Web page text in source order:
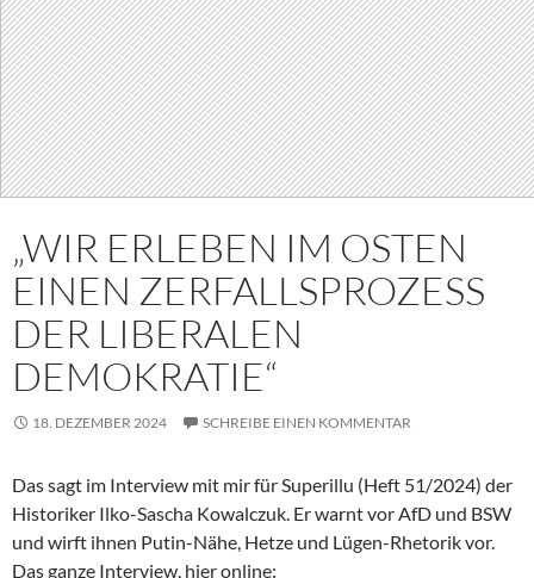
„WIR ERLEBEN IM OSTEN
EINEN ZERFALLSPROZESS
DER LIBERALEN
DEMOKRATIE“
18. DEZEMBER 2024 SCHREIBE EINEN KOMMENTAR
Das sagt im Interview mit mir für Superillu (Heft 51/2024) der
Historiker Ilko-Sascha Kowalczuk. Er warnt vor AfD und BSW
und wirft ihnen Putin-Nähe, Hetze und Lügen-Rhetorik vor.
Das ganze Interview, hier online: